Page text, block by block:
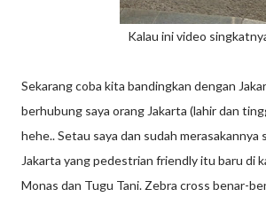
Kalau ini video
Sekarang coba kita bandingkan dengan
berhubung saya orang Jakarta (lahir dan
hehe.. Setau saya dan sudah merasakannya
Jakarta yang pedestrian friendly itu baru di
Monas dan Tugu Tani. Zebra cross benar-